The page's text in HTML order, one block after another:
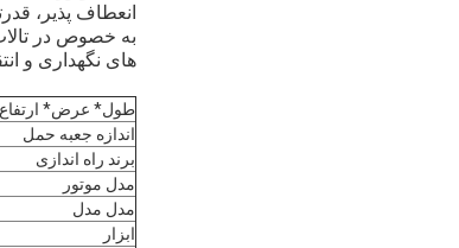
انعطاف پذیر،
به خصوص در
های نگهداری و
طول* عرض* ارتفاع
اندازه جعبه حمل
برند راه اندازی
مدل موتور
مدل مدل
ابزار